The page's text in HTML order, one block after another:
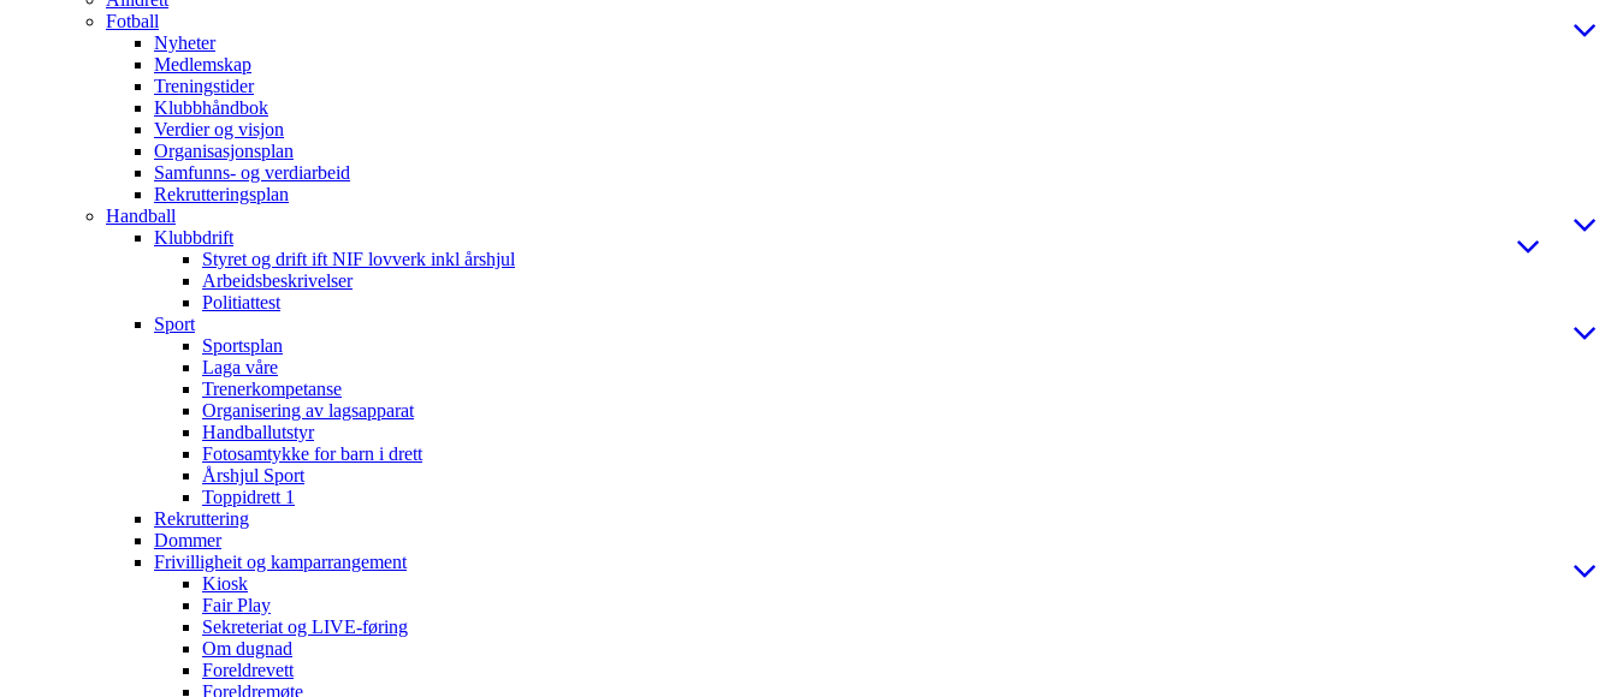
Fotball
Nyheter
Medlemskap
Treningstider
Klubbhåndbok
Verdier og visjon
Organisasjonsplan
Samfunns- og verdiarbeid
Rekrutteringsplan
Handball
Klubbdrift
Styret og drift ift NIF lovverk inkl årshjul
Arbeidsbeskrivelser
Politiattest
Sport
Sportsplan
Laga våre
Trenerkompetanse
Organisering av lagsapparat
Handballutstyr
Fotosamtykke for barn i drett
Årshjul Sport
Toppidrett 1
Rekruttering
Dommer
Frivilligheit og kamparrangement
Kiosk
Fair Play
Sekreteriat og LIVE-føring
Om dugnad
Foreldrevett
Foreldremøte